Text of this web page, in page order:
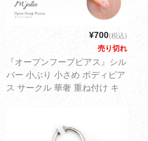
¥700(税込)
売り切れ
『オープンフープピアス』シル
バー 小ぶり 小さめ ボディピア
ス サークル 華奢 重ね付け キ
クセサリー ゆうパケット配送